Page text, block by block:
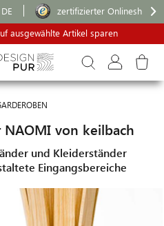
zertifizierter Onlineshop
ausgewählte Artikel sparen
von keilbach
und Kleiderständer
Eingangsbereiche